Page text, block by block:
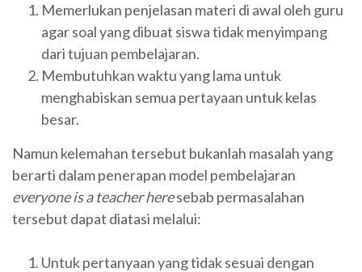
Memerlukan penjelasan materi di awal oleh guru
agar soal yang dibuat siswa tidak menyimpang
dari tujuan pembelajaran.
Membutuhkan waktu yang lama untuk
menghabiskan semua pertayaan untuk kelas
besar.
Namun kelemahan tersebut bukanlah masalah yang
berarti dalam penerapan model pembelajaran
everyone is a teacher heresebab permasalahan
tersebut dapat diatasi melalui:
Untuk pertanyaan yang tidak sesuai dengan